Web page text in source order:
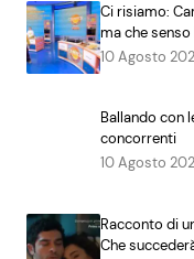
Ci risiamo:
ma che senso
10 Agosto
Ballando con
concorrenti
10 Agosto
Racconto di
Che